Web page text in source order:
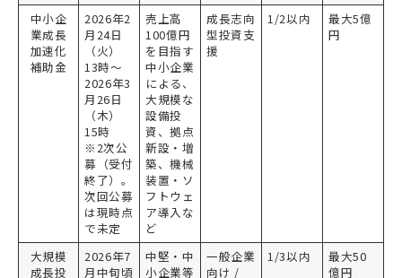
中小企
業成長
加速化
補助金
2026年2
月24日
（火）
13時～
2026年3
月26日
（木）
15時
※2次公
募（受付
終了）。
次回公募
は現時点
で未定
売上高
100億円
を目指す
中小企業
による、
大規模な
設備投
資、拠点
新設・増
築、機械
装置・ソ
フトウェ
ア導入な
ど
成長志向
型投資支
援
1/2以内
最大5億
円
大規模
成長投
2026年7
月中旬頃
中堅・中
小企業等
一般企業
向け /
1/3以内
最大50
億円